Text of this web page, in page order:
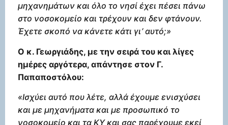
μηχανημάτων και όλο το νησί έχει πέσει πάνω
στο νοσοκομείο και τρέχουν και δεν φτάνουν.
Έχετε σκοπό να κάνετε κάτι γι’ αυτό;»
Ο κ. Γεωργιάδης, με την σειρά του και λίγες
ημέρες αργότερα, απάντησε στον Γ.
Παπαποστόλου:
«Ισχύει αυτό που λέτε, αλλά έχουμε ενισχύσει
και με μηχανήματα και με προσωπικό το
νοσοκομείο και τα ΚΥ και σας παρέχουμε εκεί